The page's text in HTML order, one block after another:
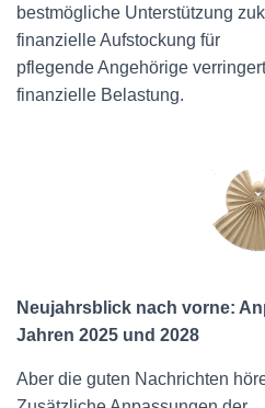
bestmögliche Unterstützung
finanzielle Aufstockung für
pflegende Angehörige
finanzielle Belastung.
Neujahrsblick nach vorne:
Jahren 2025 und 2028
Aber die guten Nachrichten